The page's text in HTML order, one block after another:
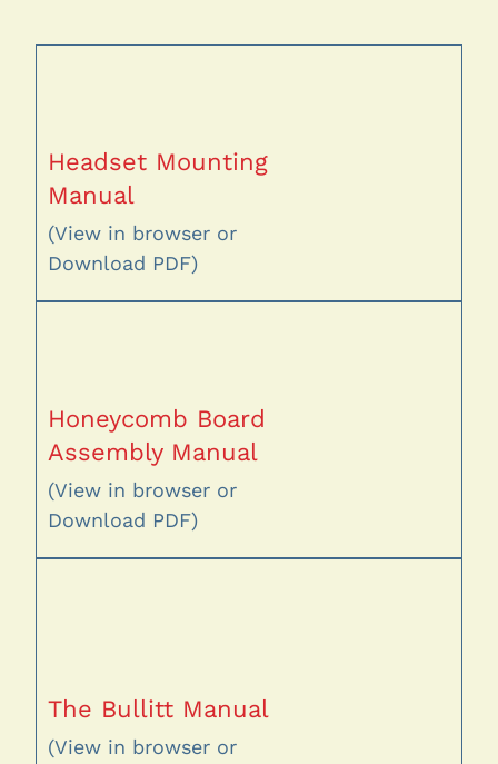
Headset Mounting
Manual
(View in browser or
Download PDF)
Honeycomb Board
Assembly Manual
(View in browser or
Download PDF)
The Bullitt Manual
(View in browser or